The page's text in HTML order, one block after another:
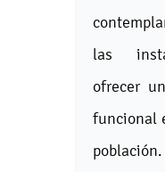
las
ofrecer
funcional